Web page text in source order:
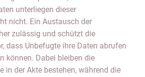
unterliegen dieser
nicht. Ein Austausch der
zulässig und schützt die
dass Unbefugte ihre Daten abrufen
können. Dabei bleiben die
in der Akte bestehen, während die